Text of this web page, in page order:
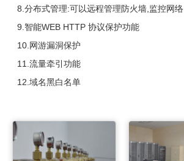
8.分布式管理:可以远程管理防火墙,监控网络
9.智能WEB HTTP 协议保护功能
10.网游漏洞保护
11.流量牵引功能
12.域名黑白名单